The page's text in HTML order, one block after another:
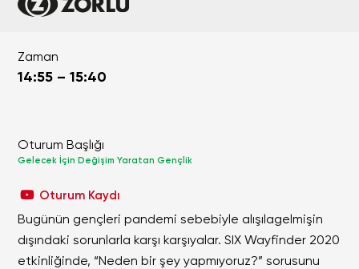
Zaman
14:55 – 15:40
Oturum Başlığı
Gelecek İçin Değişim Yaratan Gençlik
Oturum Kaydı
Bugünün gençleri pandemi sebebiyle alışılagelmişin
dışındaki sorunlarla karşı karşıyalar. SIX Wayfinder 2020
etkinliğinde, “Neden bir şey yapmıyoruz?” sorusunu